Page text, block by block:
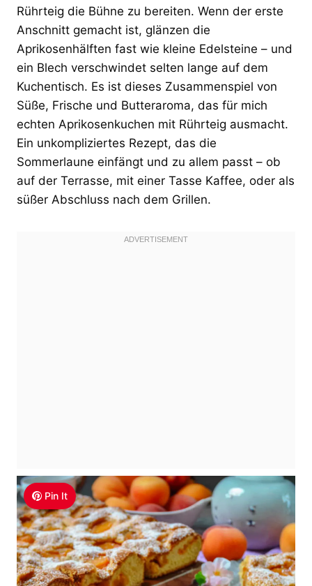
Rührteig die Bühne zu bereiten. Wenn der erste
Anschnitt gemacht ist, glänzen die
Aprikosenhälften fast wie kleine Edelsteine – und
ein Blech verschwindet selten lange auf dem
Kuchentisch. Es ist dieses Zusammenspiel von
Süße, Frische und Butteraroma, das für mich
echten Aprikosenkuchen mit Rührteig ausmacht.
Ein unkompliziertes Rezept, das die
Sommerlaune einfängt und zu allem passt – ob
auf der Terrasse, mit einer Tasse Kaffee, oder als
süßer Abschluss nach dem Grillen.
Pin It